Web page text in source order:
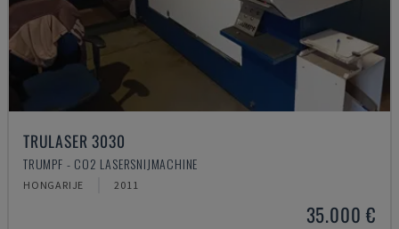
TRULASER 3030
TRUMPF - CO2 LASERSNIJMACHINE
HONGARIJE 2011
35.000 €